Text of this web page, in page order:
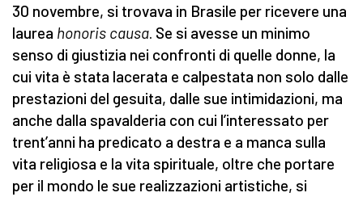
30 novembre, si trovava in Brasile per ricevere una
laurea honoris causa. Se si avesse un minimo
senso di giustizia nei confronti di quelle donne, la
cui vita è stata lacerata e calpestata non solo dalle
prestazioni del gesuita, dalle sue intimidazioni, ma
anche dalla spavalderia con cui l’interessato per
trent’anni ha predicato a destra e a manca sulla
vita religiosa e la vita spirituale, oltre che portare
per il mondo le sue realizzazioni artistiche, si